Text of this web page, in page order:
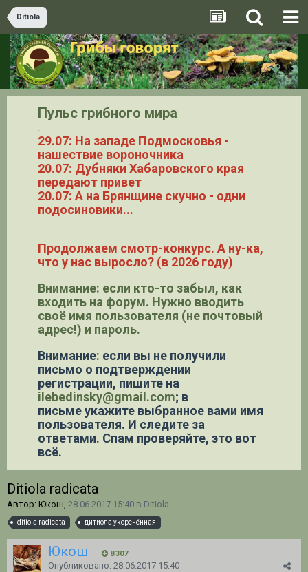
Ditiola
Пульс грибного мира
.
29.07: На западе Подмосковья -
нашествие вороночника
20.07: Дубняки Хабаровского края
передают привет
20.07: А на Брянщине скучно - одни
подосиновики...
Продолжаем смотр-конкурс. А ну-ка,
что у нас выросло? (в 2026 году)
Внимание: если кто-то забыл, как
входить на форум. Нужно вводить
своё имя пользователя (не почтовый
адрес!) и пароль.
Внимание: если вы не получили
письмо о подтверждении
регистрации, пишите на
ilebedinsky@gmail.com; в
письме укажите выбранное вами имя
пользователя. И следите за
ответами. Спам проверяйте, это вот
всё.
Ditiola radicata
Автор: Юкош, 28.06.2017 15:40 в Ditiola
ditiola radicata дитиола укоренённая
Юкош 8 307
Опубликовано: 28.06.2017 15:40